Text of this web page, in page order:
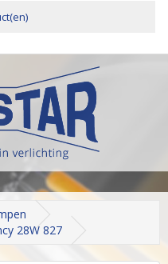
28W 827